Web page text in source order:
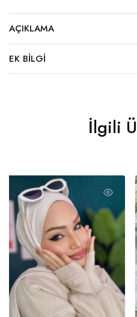
AÇIKLAMA
EK BILGI
İlgili